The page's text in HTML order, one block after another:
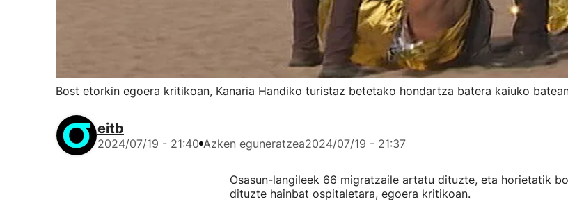
Bost etorkin egoera kritikoan, Kanaria Handiko turistaz betetako hondartza batera kaiuko
eitb
2024/07/19 - 21:40 Azken eguneratzea2024/07/19 - 21:37
Osasun-langileek 66 migratzaile artatu dituzte, eta horietatik
dituzte hainbat ospitaletara, egoera kritikoan.